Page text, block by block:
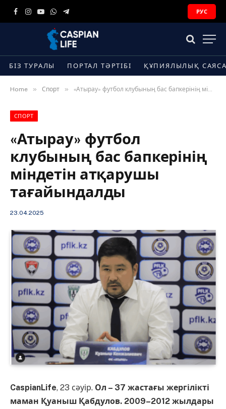
Facebook
Instagram
YouTube
WhatsApp
Telegram
РУС
БІЗ ТУРАЛЫ ПОРТАЛ ТӘРТІБІ ҚҰПИЯЛЫЛЫҚ
Home » Спорт » «Атырау» футбол клубының бас бапкерінің міндетін атқарушы тағайындалды
СПОРТ
«Атырау» футбол
клубының бас бапкерінің
міндетін атқарушы
тағайындалды
23.04.2025
CaspianLife, 23 сәуір. Ол – 37 жастағы жергілікті
маман Қуаныш Қабдулов. 2009–2012 жылдары